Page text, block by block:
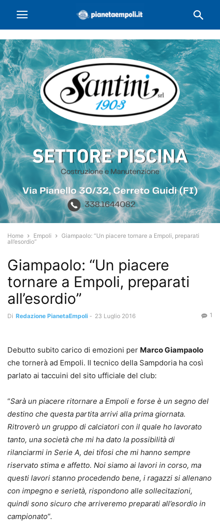
Home Empoli
Giampaolo: “Un piacere tornare a Empoli, preparati
all’esordio”
Giampaolo: “Un piacere
tornare a Empoli, preparati
all’esordio”
Di Redazione PianetaEmpoli - 23 Luglio 2016 1
Debutto subito carico di emozioni per Marco Giampaolo
che tornerà ad Empoli. Il tecnico della Sampdoria ha così
parlato ai taccuini del sito ufficiale del club:
“Sarà un piacere ritornare a Empoli e forse è un segno del
destino che questa partita arrivi alla prima giornata.
Ritroverò un gruppo di calciatori con il quale ho lavorato
tanto, una società che mi ha dato la possibilità di
rilanciarmi in Serie A, dei tifosi che mi hanno sempre
riservato stima e affetto. Noi siamo ai lavori in corso, ma
questi lavori stanno procedendo bene, i ragazzi si allenano
con impegno e serietà, rispondono alle sollecitazioni,
quindi sono sicuro che arriveremo preparati all’esordio in
campionato“.